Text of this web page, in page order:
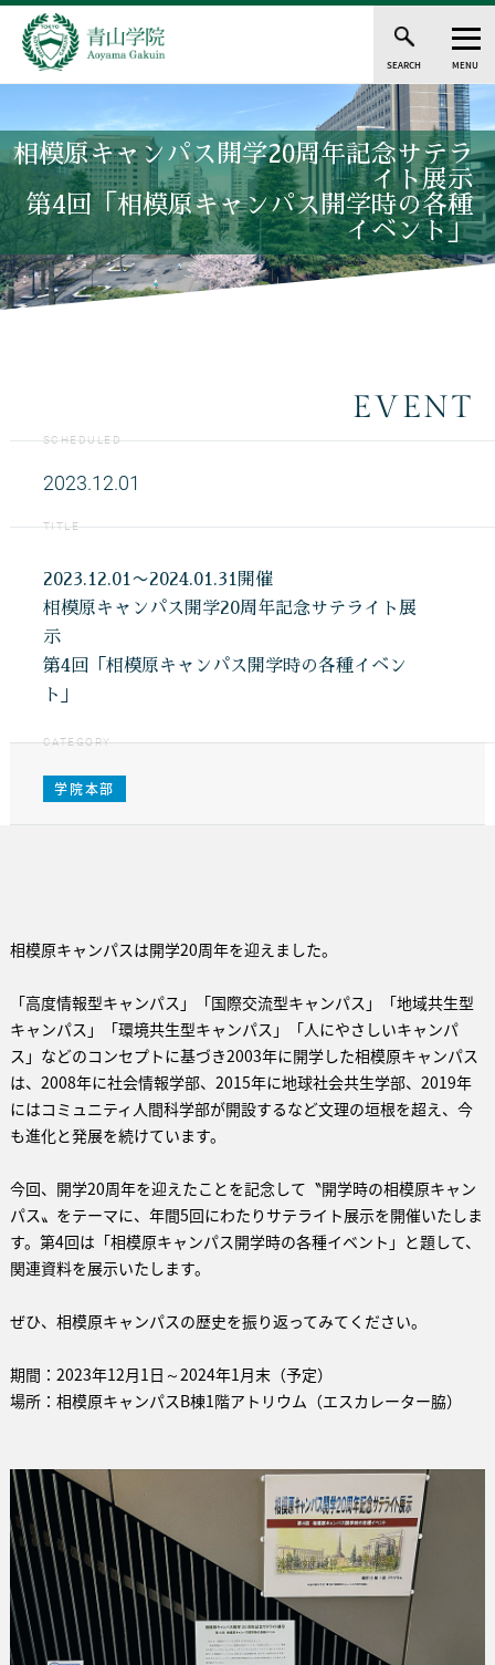
SEARCH MENU
相模原キャンパス開学20周年記念サテラ
イト展示
第4回「相模原キャンパス開学時の各種
イベント」
EVENT
SCHEDULED
2023.12.01
TITLE
2023.12.01〜2024.01.31開催
相模原キャンパス開学20周年記念サテライト展
示
第4回「相模原キャンパス開学時の各種イベン
ト」
CATEGORY
学院本部
相模原キャンパスは開学20周年を迎えました。
「高度情報型キャンパス」「国際交流型キャンパス」「地域共生型
キャンパス」「環境共生型キャンパス」「人にやさしいキャンパ
ス」などのコンセプトに基づき2003年に開学した相模原キャンパス
は、2008年に社会情報学部、2015年に地球社会共生学部、2019年
にはコミュニティ人間科学部が開設するなど文理の垣根を超え、今
も進化と発展を続けています。
今回、開学20周年を迎えたことを記念して〝開学時の相模原キャン
パス〟をテーマに、年間5回にわたりサテライト展示を開催いたしま
す。第4回は「相模原キャンパス開学時の各種イベント」と題して、
関連資料を展示いたします。
ぜひ、相模原キャンパスの歴史を振り返ってみてください。
期間：2023年12月1日～2024年1月末（予定）
場所：相模原キャンパスB棟1階アトリウム（エスカレーター脇）